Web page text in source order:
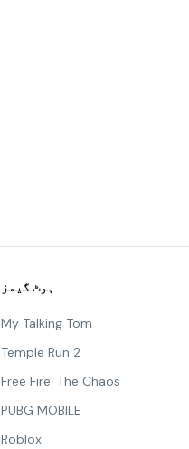
ہوٹ گیمز
My Talking Tom
Temple Run 2
Free Fire: The Chaos
PUBG MOBILE
Roblox